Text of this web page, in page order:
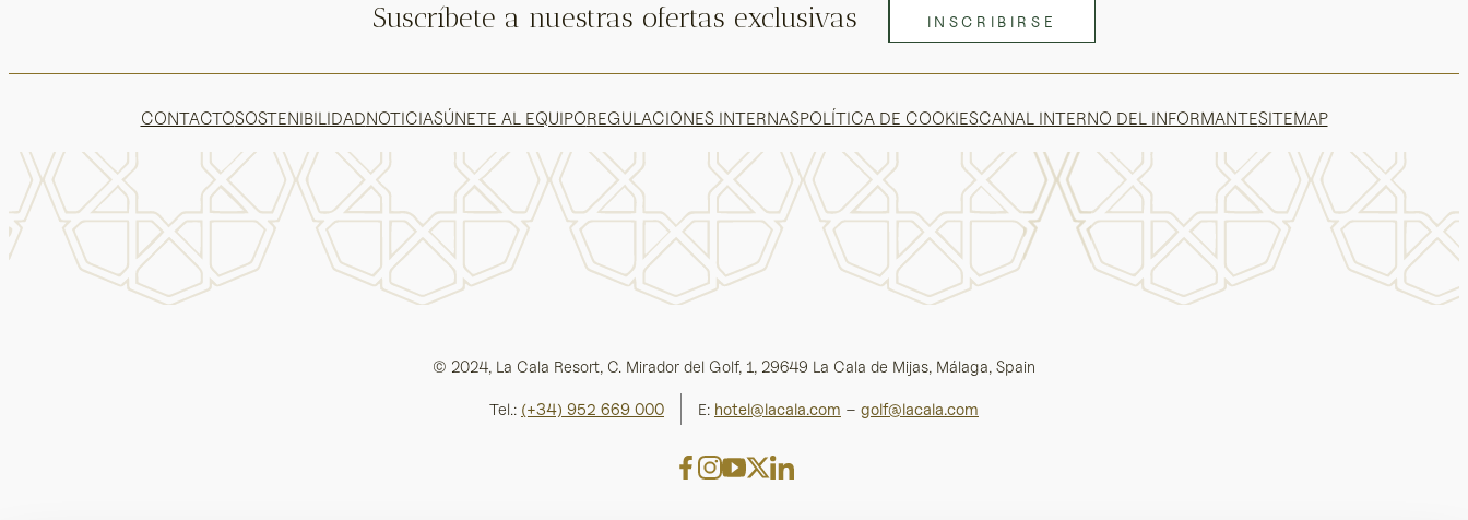
Suscríbete a nuestras ofertas exclusivas INSCRIBIRSE
CONTACTOSOSTENIBILIDADNOTICIASÚNETE AL EQUIPOREGULACIONES INTERNASPOLÍTICA DE COOKIESCANAL INTERNO DEL INFORMANTESITEMAP
© 2024, La Cala Resort, C. Mirador del Golf, 1, 29649 La Cala de Mijas, Málaga, Spain
Tel.: (+34) 952 669 000 E: hotel@lacala.com – golf@lacala.com